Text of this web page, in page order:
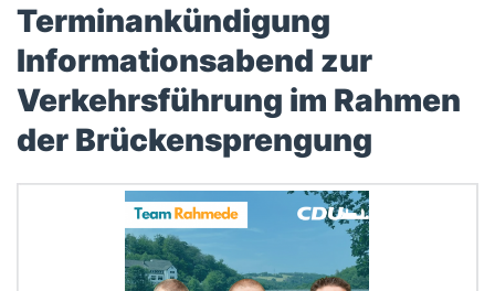
Terminankündigung
Informationsabend zur
Verkehrsführung im Rahmen
der Brückensprengung